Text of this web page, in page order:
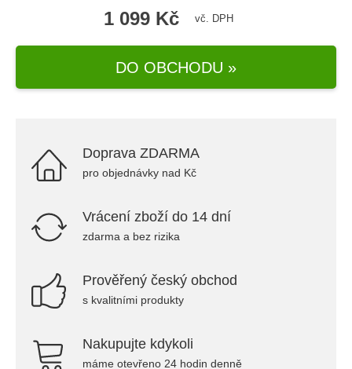
1 099 Kč vč. DPH
DO OBCHODU »
Doprava ZDARMA
pro objednávky nad Kč
Vrácení zboží do 14 dní
zdarma a bez rizika
Prověřený český obchod
s kvalitními produkty
Nakupujte kdykoli
máme otevřeno 24 hodin denně